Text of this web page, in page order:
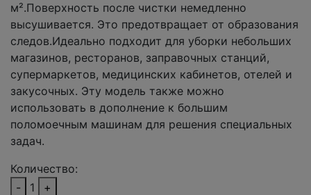
м².Поверхность после чистки немедленно
высушивается. Это предотвращает от образования
следов.Идеально подходит для уборки небольших
магазинов, ресторанов, заправочных станций,
супермаркетов, медицинских кабинетов, отелей и
закусочных. Эту модель также можно
использовать в дополнение к большим
поломоечным машинам для решения специальных
задач.
Количество:
-
1
+